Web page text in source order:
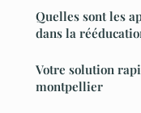
Quelles sont les
dans la
Votre solution
montpellier